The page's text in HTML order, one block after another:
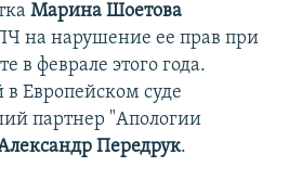
Марина Шоетова
на нарушение ее прав при
в феврале этого года.
Европейском суде
партнер "Апологии
Передрук.